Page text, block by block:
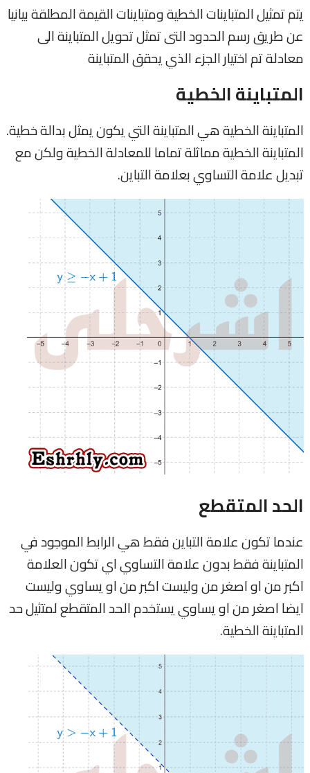
يتم تمثيل المتباينات الخطية ومتباينات القيمة المطلقة بيانيا
عن طريق رسم الحدود التى تمثل تحويل المتباينة الى
معادلة تم اختيار الجزء الذي يحقق المتباينة
المتباينة الخطية
المتباينة الخطية هي المتباينة التي يكون يمثل بدالة خطية.
المتباينة الخطية مماثلة تماما للمعادلة الخطية ولكن مع
تبديل علامة التساوي بعلامة التباين.
الحد المتقطع
عندما تكون علامة التباين فقط هي الرابط الموجود في
المتباينة فقط بدون علامة التساوي اي تكون العلامة
اكبر من او اصغر من وليست اكبر من او يساوي وليست
ايضا اصغر من او يساوي يستخدم الحد المتقطع لمتثيل حد
المتباينة الخطية.